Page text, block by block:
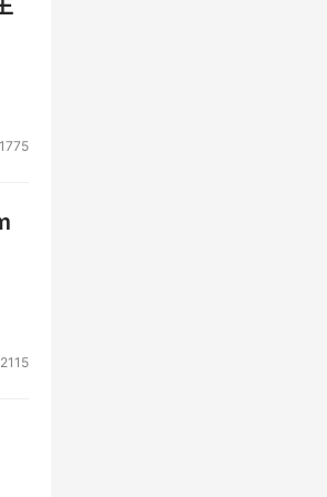
1775
2115